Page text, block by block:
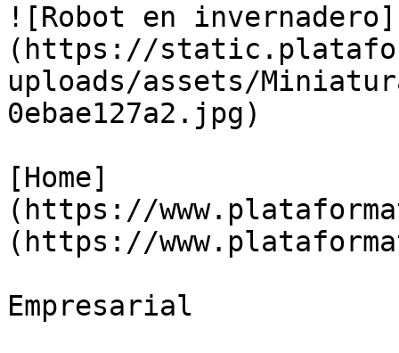
![Robot en invernadero]
(https://
uploads/assets/
0ebae127a2.jpg)
[Home]
(https://
(https://
Empresarial